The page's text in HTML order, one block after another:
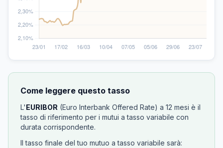
Come leggere questo tasso
L'EURIBOR (Euro Interbank Offered Rate) a 12 mesi è il
tasso di riferimento per i mutui a tasso variabile con
durata corrispondente.
Il tasso finale del tuo mutuo a tasso variabile sarà: